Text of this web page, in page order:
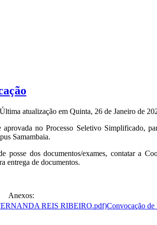
Última atualização em Quinta, 26 de Janeiro de
no Processo Seletivo Simplificado,
Samambaia.
dos documentos/exames, contatar a
entrega de documentos.
Anexos:
Convocação